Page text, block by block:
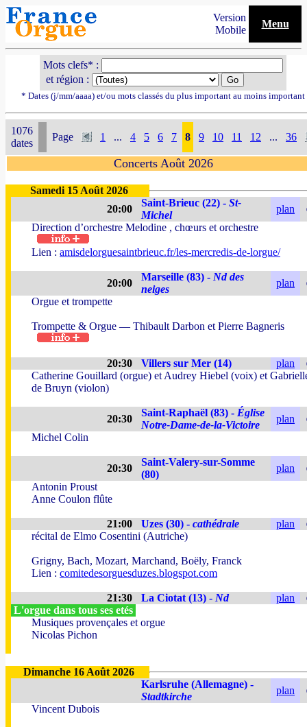
Version
Mobile
Menu
Mots clefs* :
et région :
* Dates (j/mm/aaaa) et/ou mots classés du plus important au moins important
1076
dates
Page 1 ... 4 5 6 7 8 9 10 11 12 ... 36
Concerts Août 2026
Samedi 15 Août 2026
20:00
Saint-Brieuc (22) - St-
Michel
plan
Direction d’orchestre Melodine , chœurs et orchestre
Lien : amisdelorguesaintbrieuc.fr/les-mercredis-de-lorgue/
20:00
Marseille (83) - Nd des
neiges
plan
Orgue et trompette
Trompette & Orgue — Thibault Darbon et Pierre Bagneris
20:30 Villers sur Mer (14) plan
Catherine Gouillard (orgue) et Audrey Hiebel (voix) et
de Bruyn (violon)
20:30
Saint-Raphaël (83) - Église
Notre-Dame-de-la-Victoire
plan
Michel Colin
20:30
Saint-Valery-sur-Somme
(80)
plan
Antonin Proust
Anne Coulon flûte
21:00 Uzes (30) - cathédrale plan
récital de Elmo Cosentini (Autriche)
Grigny, Bach, Mozart, Marchand, Boëly, Franck
Lien : comitedesorguesduzes.blogspot.com
21:30 La Ciotat (13) - Nd plan
L'orgue dans tous ses etés
Musiques provençales et orgue
Nicolas Pichon
Dimanche 16 Août 2026
Karlsruhe (Allemagne) -
Stadtkirche
plan
Vincent Dubois